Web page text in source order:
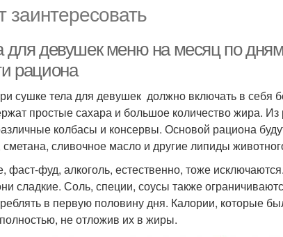
для девушек меню на месяц по
рациона
сушке тела для девушек должно включать в себя
простые сахара и большое количество жира.
колбасы и консервы. Основой рациона
сливочное масло и другие липиды
фаст-фуд, алкоголь, естественно, тоже
сладкие. Соль, специи, соусы также
в первую половину дня. Калории, которые
не отложив их в жиры.